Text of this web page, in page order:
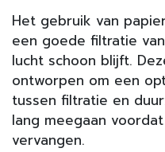
Het gebruik van
een goede filtratie
lucht schoon blijft.
ontworpen om een
tussen filtratie en
lang meegaan
vervangen.